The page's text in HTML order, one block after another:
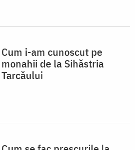
Cum i-am cunoscut pe
monahii de la Sihăstria
Tarcăului